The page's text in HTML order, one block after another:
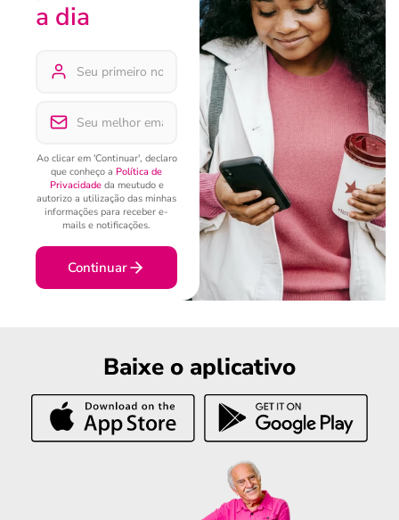
a dia
Ao clicar em 'Continuar', declaro
que conheço a Política de
Privacidadeda meutudo e
autorizo a utilização das minhas
informações para receber e-
mails e notificações.
Continuar
Baixe o aplicativo